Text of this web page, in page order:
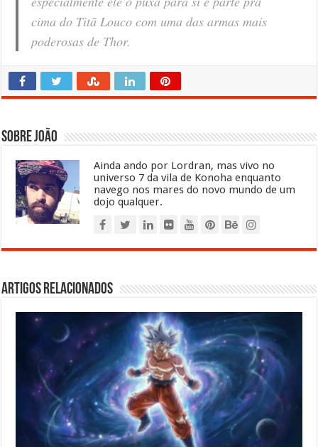
cima do Titã Louco com uma das armas mais
poderosas de Thor.
Sobre João
Ainda ando por Lordran, mas vivo no
universo 7 da vila de Konoha enquanto
navego nos mares do novo mundo de um
dojo qualquer.
Artigos relacionados